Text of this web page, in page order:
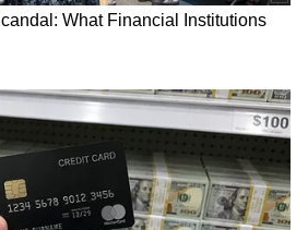
நிலைக் காவலர், மூத்த
ஒருவர் என மொத்தம்
வழங்கப்பட்டது. இந்த
உளவுப்பிரிவு
பிரிவு ஆகிய
என்பது